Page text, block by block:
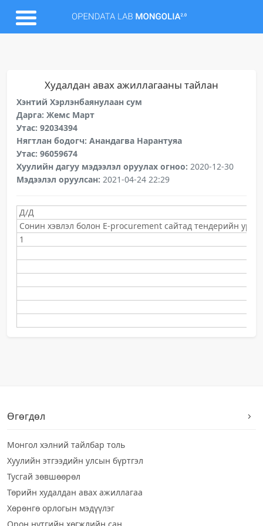
Худалдан авах ажиллагааны тайлан
Хэнтий Хэрлэнбаянулаан сум
Дарга: Жемс Март
Утас: 92034394
Нягтлан бодогч: Анандагва Нарантуяа
Утас: 96059674
Хуулийн дагуу мэдээлэл оруулах огноо: 2020-12-30
Мэдээлэл оруулсан: 2021-04-24 22:29
Д/Д
Сонин хэвлэл болон E-procurement сайтад тендерийн
1
Өгөгдөл
Монгол хэлний тайлбар толь
Хуулийн этгээдийн улсын бүртгэл
Тусгай зөвшөөрөл
Төрийн худалдан авах ажиллагаа
Хөрөнгө орлогын мэдүүлэг